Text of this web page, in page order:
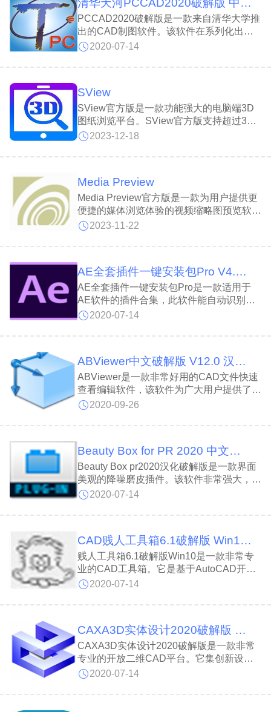
清华天河PCCAD2020破解版 中文免费版
PCCAD2020破解版是一款来自清华大学推
出的CAD制图软件。该软件在系列化出库
方面进行了很多项功能的改进出库更方便，
适用于机械、航天、汽车、船舶、冶金等行
下载吧！
2020-07-14
SView
SView官方版是一款功能强大的电脑端3D
图纸浏览平台。SView官方版支持超过30
种CAD软件的50多种格式并且提供简单易
您轻松浏览图纸。SView官方版还提供多种
测量图纸尺寸和体积的功能。
2023-12-18
Media Preview
Media Preview官方版是一款为用户提供更
便捷的媒体浏览体验的视频缩略图预览软
件。Media Preview官方版支持多种视频格
择感兴趣的视频内容。Media Preview官方
缩略图的大小、质量和显示方式。
2023-11-22
AE全套插件一键安装包Pro V4.7 吾爱破解版
AE全套插件一键安装包Pro是一款适用于
AE软件的插件合集，此软件能自动识别AE
软件版本和安装位置，用户只需根据自己的
费联网限制，随意填入激活码即可完成破
2020-07-14
ABViewer中文破解版 V12.0 汉化免费版
ABViewer是一款非常好用的CAD文件快速
查看编辑软件，该软件为广大用户提供了非
常齐全并且强大的功能，支持30多种光栅
CAD图纸，而且还可以进行编辑。
2020-09-26
Beauty Box for PR 2020 中文破解版
Beauty Box pr2020汉化破解版是一款界面
美观的降噪磨皮插件。该软件非常强大，有
着先进的技术，能够帮助摄影师进行各种层
匀，从而达到专业级磨皮效果。
2020-07-14
CAD贱人工具箱6.1破解版 Win10 32位/64 最新免费版
贱人工具箱6.1破解版Win10是一款非常专
业的CAD工具箱。它是基于AutoCAD开发
设计的，软件包含了220多个绘图及设计用
Win10系统上操作使用，永久免费，无限
2020-07-14
CAXA3D实体设计2020破解版 32位/64位 永久免费版
CAXA3D实体设计2020破解版是一款非常
专业的开放二维CAD平台。它集创新设
计、工程设计、协同设计于一体，在性能
的进步，该版本经过破解处理，功能无限
2020-07-14